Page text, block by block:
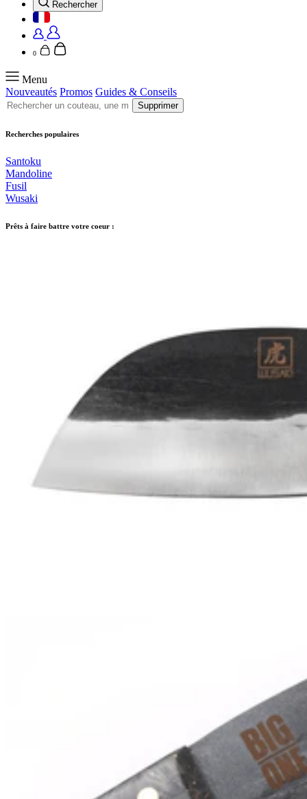
Rechercher
0
Menu
Nouveautés Promos Guides & Conseils
Supprimer
Recherches populaires
Santoku
Mandoline
Fusil
Wusaki
Prêts à faire battre votre coeur :